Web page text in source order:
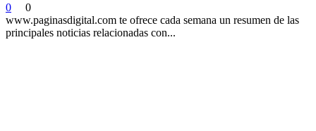
0
0
www.paginasdigital.com te ofrece cada semana un resumen de las
principales noticias relacionadas con...